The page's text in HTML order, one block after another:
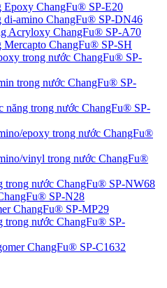
Epoxy ChangFu® SP-E20
di-amino ChangFu® SP-DN46
Acryloxy ChangFu® SP-A70
Mercapto ChangFu® SP-SH
trong nước ChangFu® SP-
trong nước ChangFu® SP-
năng trong nước ChangFu® SP-
epoxy trong nước ChangFu®
vinyl trong nước ChangFu®
trong nước ChangFu® SP-NW68
SP-N28
ChangFu® SP-MP29
trong nước ChangFu® SP-
ChangFu® SP-C1632